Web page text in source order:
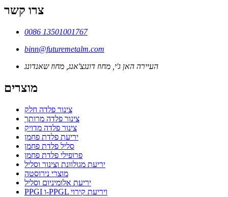
צרו קשר
0086 13501001767
binn@futuremetalm.com
העיירה האן ג'י, מחוז דונגצ'אנג, מחוז שאנדונג
מוצרים
צינור פלדה חלק
צינור פלדה מרותך
צינור פלדה מדויק
יריעת פלדת פחמן
סליל פלדת פחמן
פרופילי פלדת פחמן
יריעת מגולוונת וצינור וסליל
מוצרי נירוסטה
יריעת אלומיניום וסליל
PPGI ו-PPGL ויריעת קירוי